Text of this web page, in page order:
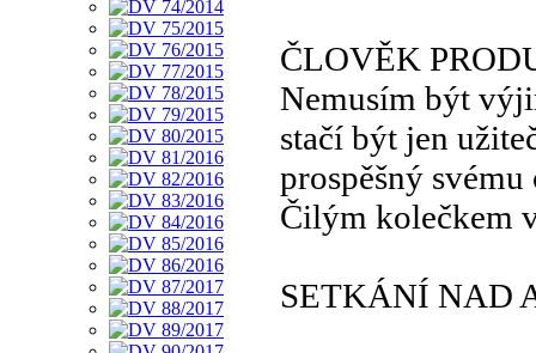
ČLOVĚK
Nemusím být
stačí být jen
prospěšný
Čilým kolečkem
SETKÁNÍ NAD